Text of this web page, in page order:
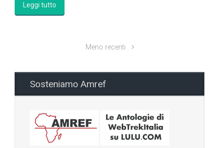
Leggi tutto
Meno recenti
Sosteniamo Amref